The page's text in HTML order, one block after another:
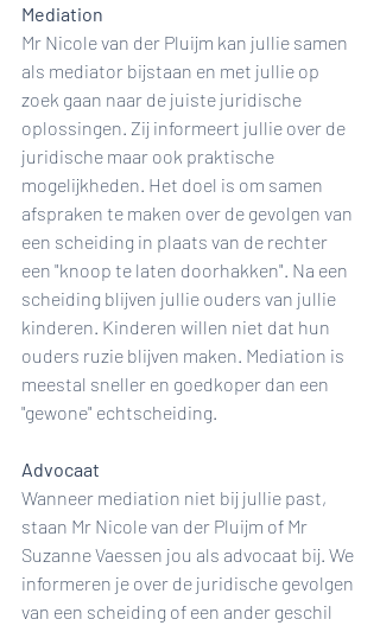
Mediation
Mr Nicole van der Pluijm kan jullie samen
als mediator bijstaan en met jullie op
zoek gaan naar de juiste juridische
oplossingen. Zij informeert jullie over de
juridische maar ook praktische
mogelijkheden. Het doel is om samen
afspraken te maken over de gevolgen van
een scheiding in plaats van de rechter
een "knoop te laten doorhakken". Na een
scheiding blijven jullie ouders van jullie
kinderen. Kinderen willen niet dat hun
ouders ruzie blijven maken. Mediation is
meestal sneller en goedkoper dan een
"gewone" echtscheiding.
Advocaat
Wanneer mediation niet bij jullie past,
staan Mr Nicole van der Pluijm of Mr
Suzanne Vaessen jou als advocaat bij. We
informeren je over de juridische gevolgen
van een scheiding of een ander geschil